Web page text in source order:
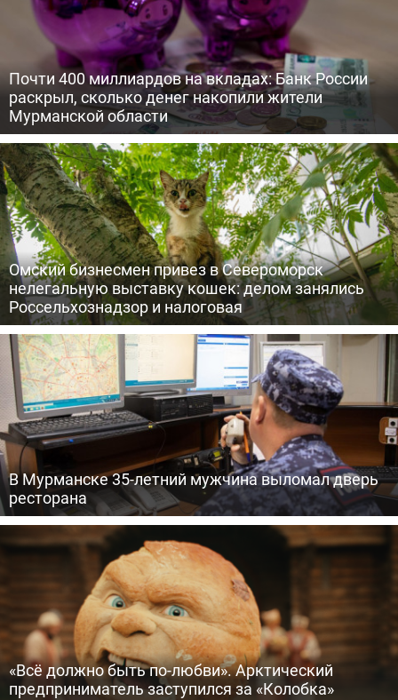
Почти 400 миллиардов на вкладах: Банк России
раскрыл, сколько денег накопили жители
Мурманской области
Омский бизнесмен привез в Североморск
нелегальную выставку кошек: делом занялись
Россельхознадзор и налоговая
В Мурманске 35-летний мужчина выломал дверь
ресторана
«Всё должно быть по-любви». Арктический
предприниматель заступился за «Колобка»